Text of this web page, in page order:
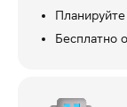
Бесплатно